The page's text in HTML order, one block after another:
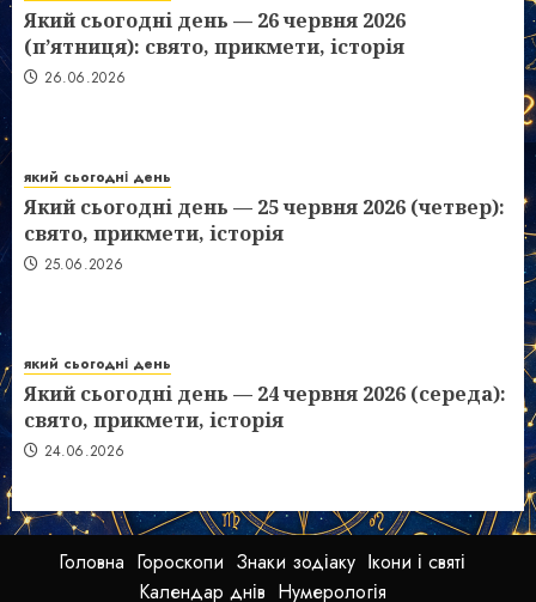
Який сьогодні день — 26 червня 2026
(п’ятниця): свято, прикмети, історія
26.06.2026
який сьогодні день
Який сьогодні день — 25 червня 2026 (четвер):
свято, прикмети, історія
25.06.2026
який сьогодні день
Який сьогодні день — 24 червня 2026 (середа):
свято, прикмети, історія
24.06.2026
Головна Гороскопи Знаки зодіаку Ікони і святі
Календар днів Нумерологія